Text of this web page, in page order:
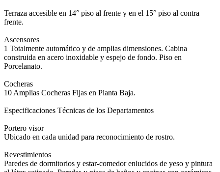
Terraza accesible en 14° piso al frente y en el 15° piso al contra
frente.
Ascensores
1 Totalmente automático y de amplias dimensiones. Cabina
construida en acero inoxidable y espejo de fondo. Piso en
Porcelanato.
Cocheras
10 Amplias Cocheras Fijas en Planta Baja.
Especificaciones Técnicas de los Departamentos
Portero visor
Ubicado en cada unidad para reconocimiento de rostro.
Revestimientos
Paredes de dormitorios y estar-comedor enlucidos de yeso y pintura